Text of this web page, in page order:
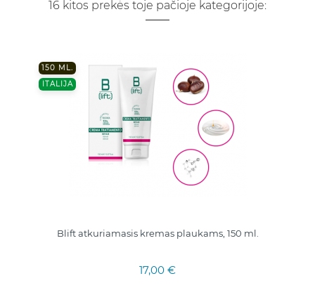
16 kitos prekės toje pačioje kategorijoje:
150 ML.
ITALIJA
Blift atkuriamasis kremas plaukams, 150 ml.
17,00 €